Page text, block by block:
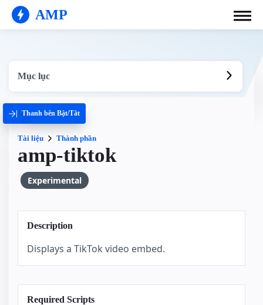
AMP
Mục lục
Thanh bên Bật/Tắt
Tài liệu Thành phần
amp-tiktok
Experimental
Description
Displays a TikTok video embed.
Required Scripts